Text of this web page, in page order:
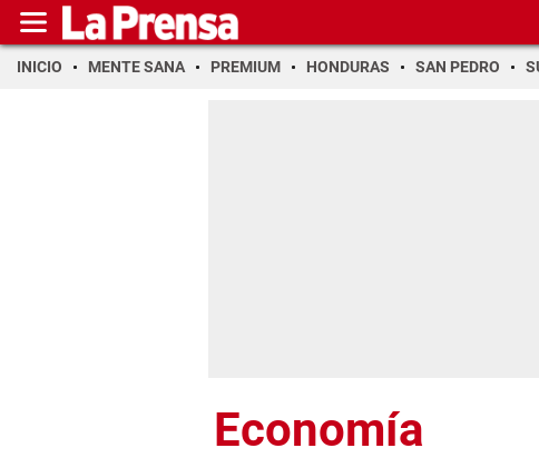
INICIO MENTE SANA PREMIUM HONDURAS SAN PEDRO
Economía